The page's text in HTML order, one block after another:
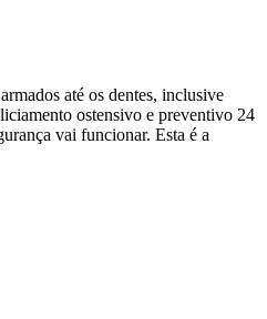
até os dentes, inclusive
ostensivo e preventivo 24
vai funcionar. Esta é a